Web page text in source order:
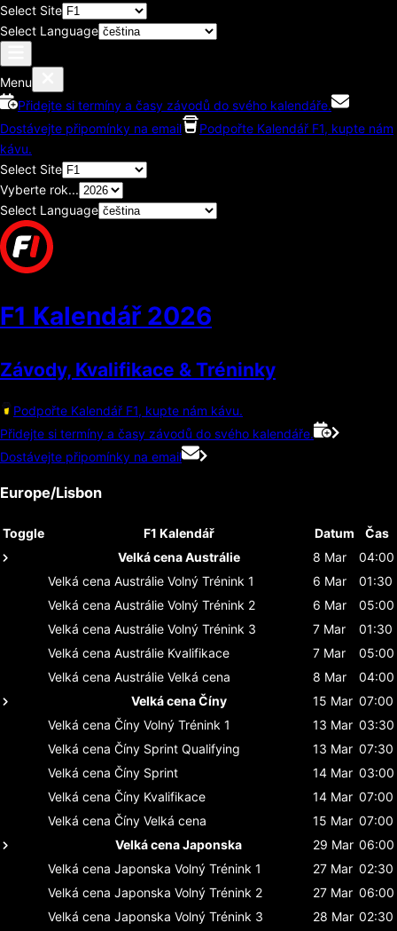
Select Site
Select Language
Menu
Přidejte si termíny a časy závodů do svého kalendáře.
Dostávejte připomínky na email
Podpořte Kalendář F1, kupte nám
kávu.
Select Site
Vyberte rok...
Select Language
F1 Kalendář 2026
Závody, Kvalifikace & Tréninky
Podpořte Kalendář F1, kupte nám kávu.
Přidejte si termíny a časy závodů do svého kalendáře.
Dostávejte připomínky na email
Europe/Lisbon
Toggle F1 Kalendář Datum
Čas
Velká cena Austrálie
8 Mar
04:00
Velká cena Austrálie Volný Trénink 1 6 Mar
01:30
Velká cena Austrálie Volný Trénink 2 6 Mar
05:00
Velká cena Austrálie Volný Trénink 3 7 Mar
01:30
Velká cena Austrálie Kvalifikace 7 Mar
05:00
Velká cena Austrálie Velká cena 8 Mar
04:00
Velká cena Číny
15 Mar 07:00
Velká cena Číny Volný Trénink 1 13 Mar 03:30
Velká cena Číny Sprint Qualifying 13 Mar 07:30
Velká cena Číny Sprint 14 Mar 03:00
Velká cena Číny Kvalifikace 14 Mar 07:00
Velká cena Číny Velká cena 15 Mar 07:00
Velká cena Japonska
29 Mar 06:00
Velká cena Japonska Volný Trénink 1 27 Mar 02:30
Velká cena Japonska Volný Trénink 2 27 Mar 06:00
Velká cena Japonska Volný Trénink 3 28 Mar 02:30